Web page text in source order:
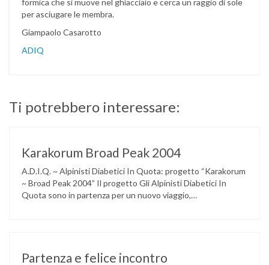
formica che si muove nel ghiacciaio e cerca un raggio di sole
per asciugare le membra.
Giampaolo Casarotto
ADIQ
Ti potrebbero interessare:
Karakorum Broad Peak 2004
A.D.I.Q. ~ Alpinisti Diabetici In Quota: progetto “Karakorum
~ Broad Peak 2004” Il progetto Gli Alpinisti Diabetici In
Quota sono in partenza per un nuovo viaggio,
Partenza e felice incontro